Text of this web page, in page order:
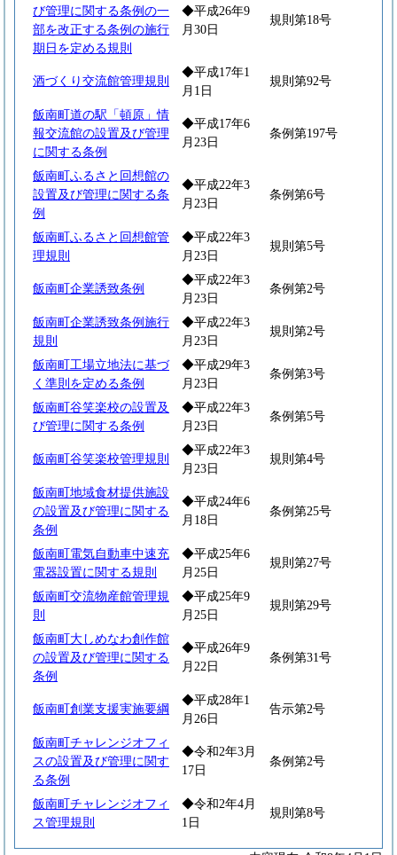
び管理に関する条例の一
部を改正する条例の施行
期日を定める規則
◆平成26年9
月30日
規則第18号
酒づくり交流館管理規則
◆平成17年1
月1日
規則第92号
飯南町道の駅「頓原」情
報交流館の設置及び管理
に関する条例
◆平成17年6
月23日
条例第197号
飯南町ふるさと回想館の
設置及び管理に関する条
例
◆平成22年3
月23日
条例第6号
飯南町ふるさと回想館管
理規則
◆平成22年3
月23日
規則第5号
飯南町企業誘致条例
◆平成22年3
月23日
条例第2号
飯南町企業誘致条例施行
規則
◆平成22年3
月23日
規則第2号
飯南町工場立地法に基づ
く準則を定める条例
◆平成29年3
月23日
条例第3号
飯南町谷笑楽校の設置及
び管理に関する条例
◆平成22年3
月23日
条例第5号
飯南町谷笑楽校管理規則
◆平成22年3
月23日
規則第4号
飯南町地域食材提供施設
の設置及び管理に関する
条例
◆平成24年6
月18日
条例第25号
飯南町電気自動車中速充
電器設置に関する規則
◆平成25年6
月25日
規則第27号
飯南町交流物産館管理規
則
◆平成25年9
月25日
規則第29号
飯南町大しめなわ創作館
の設置及び管理に関する
条例
◆平成26年9
月22日
条例第31号
飯南町創業支援実施要綱
◆平成28年1
月26日
告示第2号
飯南町チャレンジオフィ
スの設置及び管理に関す
る条例
◆令和2年3月
17日
条例第2号
飯南町チャレンジオフィ
ス管理規則
◆令和2年4月
1日
規則第8号